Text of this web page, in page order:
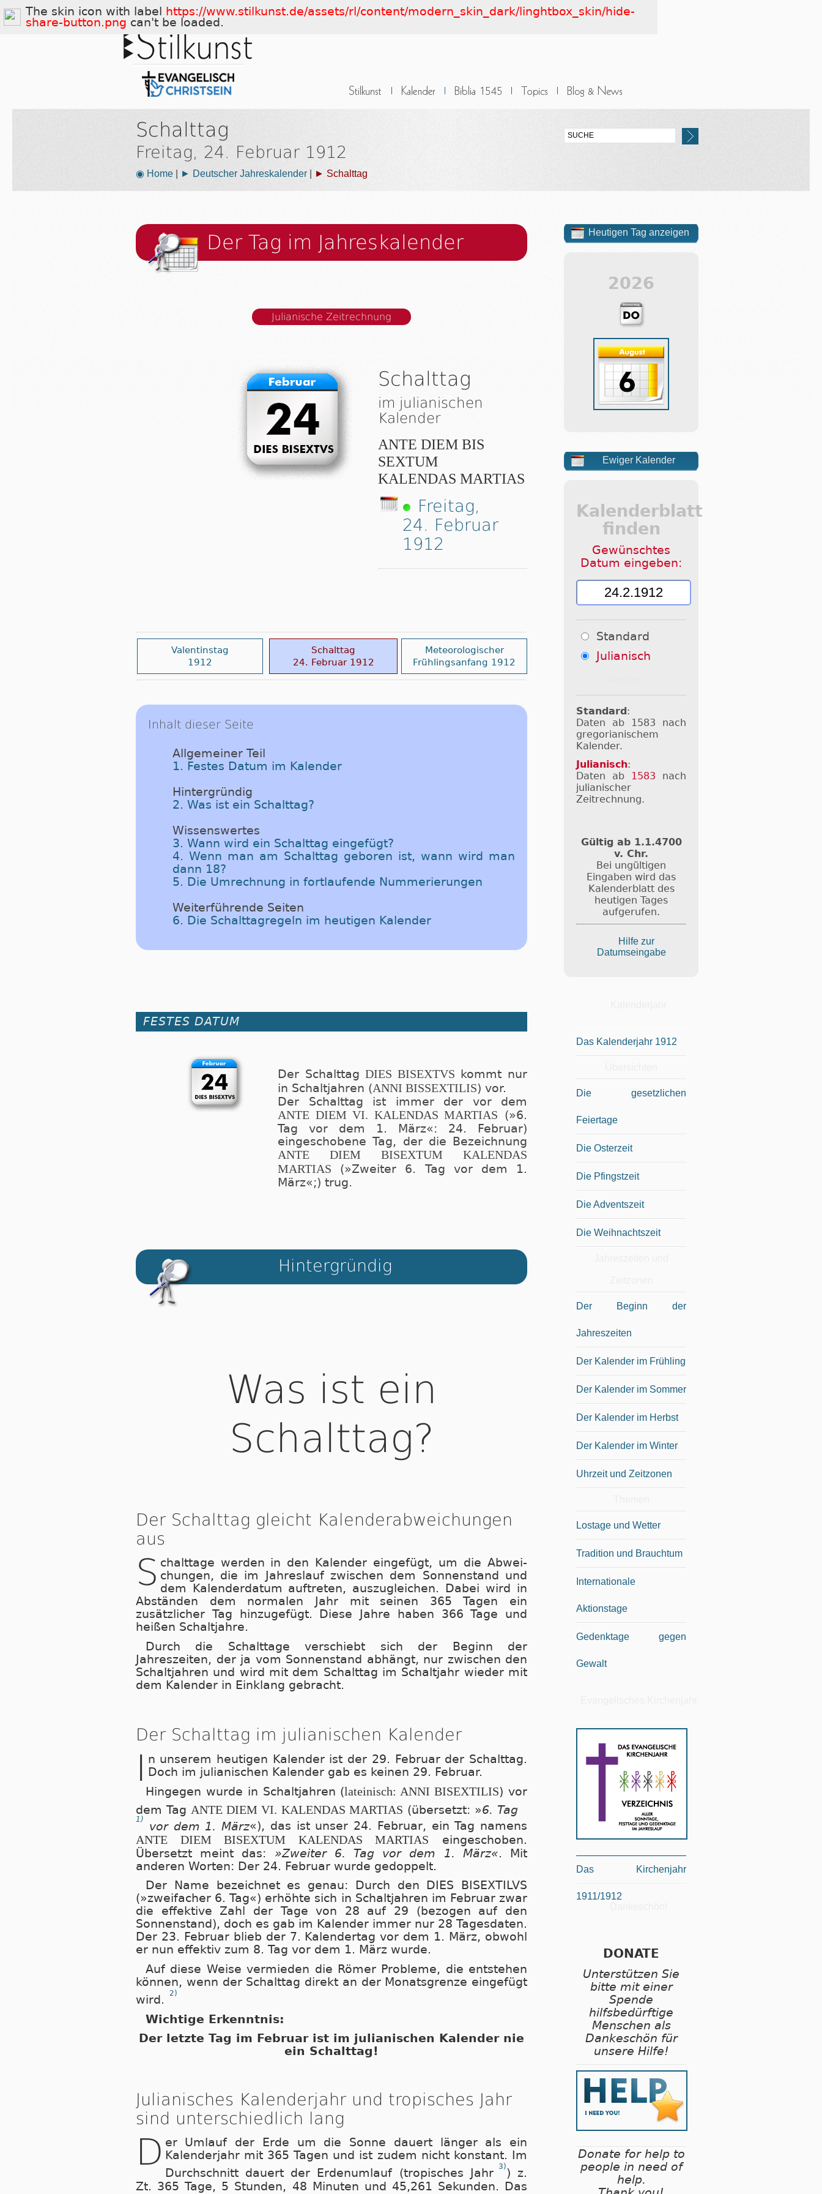
Schalttag
Freitag, 24. Februar 1912
◉ Home ► Deutscher Jahreskalender ► Schalttag
Der Tag im Jahreskalender
Julianische Zeitrechnung
Schalttag
im julianischen
Kalender
ANTE DIEM BIS
SEXTUM
KALENDAS MARTIAS
Freitag,
24. Februar
1912
Valentinstag
1912
Schalttag
24. Februar 1912
Meteorologischer
Frühlingsanfang 1912
Inhalt dieser Seite
Allgemeiner Teil
1. Festes Datum im Kalender
Hintergründig
2. Was ist ein Schalttag?
Wissenswertes
3. Wann wird ein Schalttag eingefügt?
4. Wenn man am Schalttag geboren ist, wann wird man
dann 18?
5. Die Umrechnung in fortlaufende Nummerierungen
Weiterführende Seiten
6. Die Schalttagregeln im heutigen Kalender
FESTES DATUM
Der SchalttagDIES BISEXTVS kommt nur
in Schaltjahren (ANNI BISSEXTILIS) vor.
Der Schalttag ist immer der vor dem
ANTE DIEM VI. KALENDAS MARTIAS (»6.
Tag vor dem 1. März«: 24. Februar)
eingeschobene Tag, der die Bezeichnung
ANTE DIEM BISEXTUM KALENDAS
MARTIAS (»Zweiter 6. Tag vor dem 1.
März«;) trug.
Hintergründig
Was ist ein
Schalttag?
Der Schalttag gleicht Kalenderabweichungen
aus
S chalttage wer­den in den Kalender eingefügt, um die Ab­wei­
chun­gen, die im Jahreslauf zwi­schen dem Sonnenstand und
dem Kalenderdatum auftreten, aus­zu­glei­chen. Dabei wird in
Abständen dem normalen Jahr mit seinen 365 Tagen ein
zusätzlicher Tag hin­zu­ge­fügt. Diese Jahre haben 366 Tage und
heißen Schaltjahre.
Durch die Schalttage verschiebt sich der Beginn der
Jahreszeiten, der ja vom Sonnenstand abhängt, nur zwischen den
Schaltjahren und wird mit dem Schalttag im Schaltjahr wieder mit
dem Ka­len­der in Einklang gebracht.
Der Schalttag im julianischen Kalender
I n unserem heutigen Kalender ist der 29. Februar der Schalttag.
Doch im julianischen Kalender gab es keinen 29. Februar.
Hingegen wurde in Schaltjahren (lateinisch: ANNI BISEXTILIS) vor
dem TagANTE DIEM VI. KALENDAS MARTIAS (übersetzt: »6. Tag
1)
vor dem 1. März«), das ist unser 24. Februar, ein Tag namens
ANTE DIEM BISEXTUM KALENDAS MARTIAS eingeschoben.
Übersetzt meint das: »Zweiter 6. Tag vor dem 1. März«. Mit
anderen Worten: Der 24. Februar wurde gedoppelt.
Der Name bezeichnet es genau: Durch den DIES BISEXTILVS
(»zweifacher 6. Tag«) erhöhte sich in Schaltjahren im Februar zwar
die effektive Zahl der Tage von 28 auf 29 (bezogen auf den
Sonnenstand), doch es gab im Kalender immer nur 28 Tagesdaten.
Der 23. Februar blieb der 7. Kalendertag vor dem 1. März, obwohl
er nun effektiv zum 8. Tag vor dem 1. März wurde.
Auf diese Weise vermieden die Römer Probleme, die entstehen
können, wenn der Schalt­tag direkt an der Monatsgrenze eingefügt
wird.
2)
Wichtige Erkenntnis:
Der letzte Tag im Februar ist im julianischen Kalender nie
ein Schalttag!
Julianisches Kalenderjahr und tropisches Jahr
sind unterschiedlich lang
D er Umlauf der Erde um die Sonne dauert länger als ein
Kalenderjahr mit 365 Tagen und ist zudem nicht konstant. Im
Durchschnitt dauert der Erdenumlauf (tropisches Jahr
3)
) z.
Zt. 365 Tage, 5 Stunden, 48 Minuten und 45,261 Sekunden. Das
Heutigen Tag anzeigen
2026
Ewiger Kalender
Kalenderblatt
finden
Gewünschtes
Datum eingeben:
Standard
Julianisch
Standard :
Daten ab 1583 nach
gregorianischem
Kalender.
Julianisch:
Daten ab 1583 nach
julianischer
Zeitrechnung.
Gültig ab 1.1.4700
v. Chr.
Bei ungültigen
Eingaben wird das
Kalenderblatt des
heutigen Tages
aufgerufen.
Hilfe zur
Datumseingabe
Das Kalenderjahr 1912
Die gesetzlichen
Feiertage
Die Osterzeit
Die Pfingstzeit
Die Adventszeit
Die Weihnachtszeit
Der Beginn der
Jahreszeiten
Der Kalender im Frühling
Der Kalender im Sommer
Der Kalender im Herbst
Der Kalender im Winter
Uhrzeit und Zeitzonen
Lostage und Wetter
Tradition und Brauchtum
Internationale
Aktionstage
Gedenktage gegen
Gewalt
Das Kirchenjahr
1911/1912
DONATE
Unterstützen Sie
bitte mit einer
Spende
hilfsbedürftige
Menschen als
Dankeschön für
unsere Hilfe!
Donate for help to
people in need of
help.
The skin icon with label
https://www.stilkunst.de/assets/rl/content/modern_skin_dark/linghtbox_skin/hide-
share-button.png can't be loaded.